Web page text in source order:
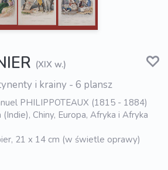
(XIX w.)
i krainy - 6 plansz
PHILIPPOTEAUX (1815 - 1884)
Chiny, Europa, Afryka i Afryka
21 x 14 cm (w świetle oprawy)